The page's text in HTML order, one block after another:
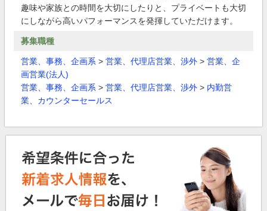
趣味や家族との時間を大切にしたりと、プライベートも大切
にしながら高いパフォーマンスを発揮していただけます。
募集職種
営業、事務、企画系 > 営業、代理店営業、渉外 > 営業、企
画営業(法人)
営業、事務、企画系 > 営業、代理店営業、渉外 > 内勤営
業、カウンターセールス